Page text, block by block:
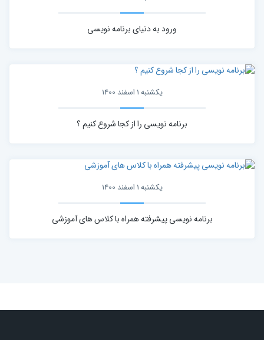
ورود به دنیای برنامه نویسی
یکشنبه 1 اسفند 1400
برنامه نویسی را از کجا شروع کنیم ؟
یکشنبه 1 اسفند 1400
برنامه نویسی پیشرفته همراه با کلاس های آموزشی